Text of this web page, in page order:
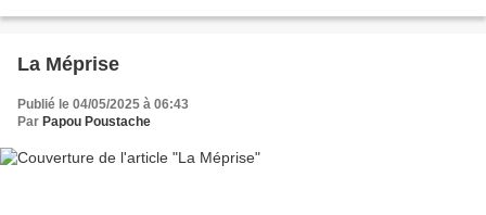
La Méprise
Publié le 04/05/2025 à 06:43
Par Papou Poustache